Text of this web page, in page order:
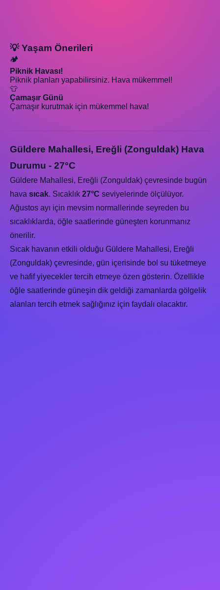
💡 Yaşam Önerileri
🏕️
Piknik Havası!
Piknik planları yapabilirsiniz. Hava mükemmel!
👕
Çamaşır Günü
Çamaşır kurutmak için mükemmel hava!
Güldere Mahallesi, Ereğli (Zonguldak) Hava
Durumu - 27°C
Güldere Mahallesi, Ereğli (Zonguldak) çevresinde bugün
hava sıcak. Sıcaklık 27°C seviyelerinde ölçülüyor.
Ağustos ayı için mevsim normallerinde seyreden bu
sıcaklıklarda, öğle saatlerinde güneşten korunmanız
önerilir.
Sıcak havanın etkili olduğu Güldere Mahallesi, Ereğli
(Zonguldak) çevresinde, gün içerisinde bol su tüketmeye
ve hafif yiyecekler tercih etmeye özen gösterin. Özellikle
öğle saatlerinde güneşin dik geldiği zamanlarda gölgelik
alanları tercih etmek sağlığınız için faydalı olacaktır.